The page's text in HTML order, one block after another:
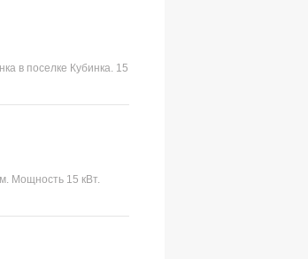
в поселке Кубинка. 15
Мощность 15 кВт.